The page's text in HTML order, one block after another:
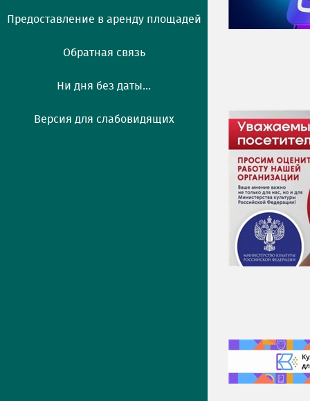
Предоставление в аренду площадей
Обратная связь
Ни дня без даты...
Версия для слабовидящих